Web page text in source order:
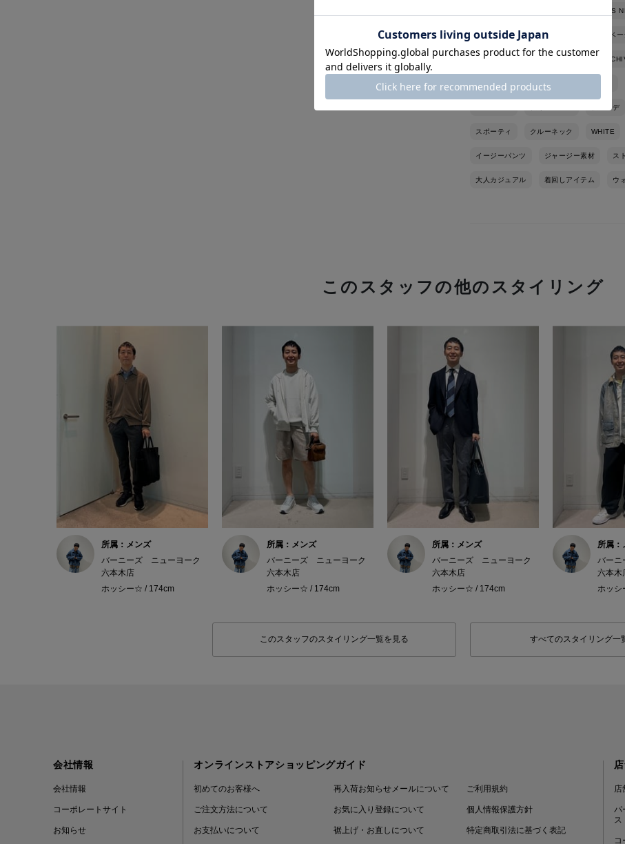
BARNEYS
バーニーズ ニューヨーク六本木店 ベ
ナイキ
ニット カットソー
秋コーデ
スポーティ クルーネック WHITE
イージーパンツ ジャージー素材 ス
大人カジュアル 着回しアイテム ウ
このスタッフの他のスタイリング
所属：メンズ
バーニーズ ニューヨーク
六本木店
ホッシー☆ / 174cm
所属：メンズ
バーニーズ ニューヨーク
六本木店
ホッシー☆ / 174cm
所属：メンズ
バーニーズ ニューヨーク
六本木店
ホッシー☆ / 174cm
所属：
バー
六本木
ホッ
このスタッフのスタイリング一覧を見る すべてのスタイリング一
会社情報
会社情報
コーポレートサイト
お知らせ
オンラインストアショッピングガイド
初めてのお客様へ
ご注文方法について
お支払いについて
再入荷お知らせメールについて
お気に入り登録について
裾上げ・お直しについて
ご利用規約
個人情報保護方針
特定商取引法に基づく表記
店
パ
ス
コ